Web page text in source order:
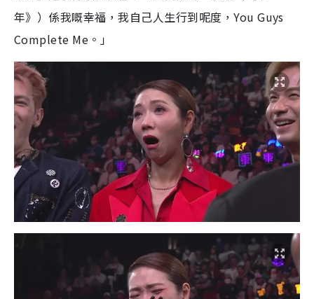
年》）係我嘅幸福，我自己人生行到呢度，You Guys
Complete Me。」